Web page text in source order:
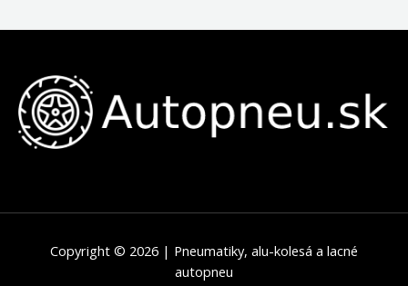
Copyright © 2026 | Pneumatiky, alu-kolesá a lacné
autopneu